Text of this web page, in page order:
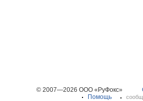
© 2007—2026 ООО «РуФокс»
Помощь